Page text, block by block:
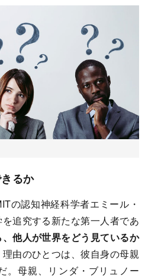
るか
の認知神経科学者エミール・
追究する新たな第一人者であ
他人が世界をどう見ているか
理由のひとつは、彼自身の母親
。母親、リンダ・ブリュノー